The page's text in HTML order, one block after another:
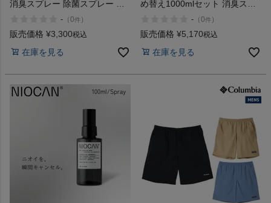
ベースボールマリオ（野球商品）
お気に入り
ご利用ガイド
プロテイン・サプリメントまとめ買い
消臭スプレー 除菌スプレー 天
臭 ペット臭 安心安全 NIOCAN
1000ml
- （0件 ）
販売価格 ¥3,300税込
在庫を見る
め替え1000mlセット 消臭スプ
ルコールフリー 生活臭 ペット
臭 安心安全 NIOCAN niocanset
- （0件 ）
販売価格 ¥5,170税込
在庫を見る